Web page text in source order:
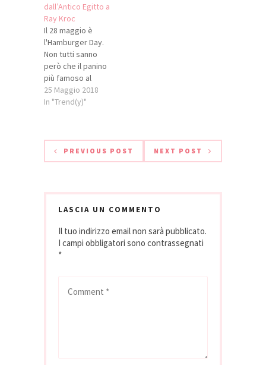
dall’Antico Egitto a
Ray Kroc
Il 28 maggio è
l'Hamburger Day.
Non tutti sanno
però che il panino
più famoso al
mondo, simbolo
della gastronomia
lontane. Se le prime
tracce risalgono
all’Antico Egitto,
a cavallo del XVIII e
25 Maggio 2018
In "Trend(y)"
PREVIOUS POST NEXT POST
LASCIA UN COMMENTO
Il tuo indirizzo email non sarà pubblicato.
I campi obbligatori sono contrassegnati
*